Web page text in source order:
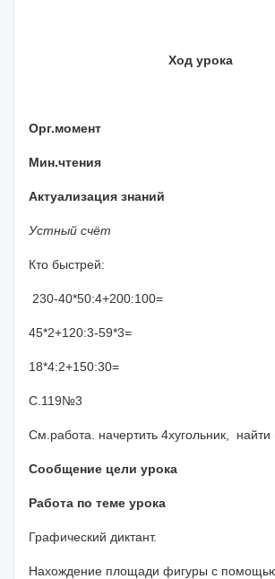
Ход урока
Орг.момент
Мин.чтения
Актуализация знаний
Устный счёт
Кто быстрей:
230-40*50:4+200:100=
45*2+120:3-59*3=
18*4:2+150:30=
С.119№3
См.работа. начертить 4хугольник, найти
Сообщение цели урока
Работа по теме урока
Графический диктант.
Нахождение площади фигуры с помощью